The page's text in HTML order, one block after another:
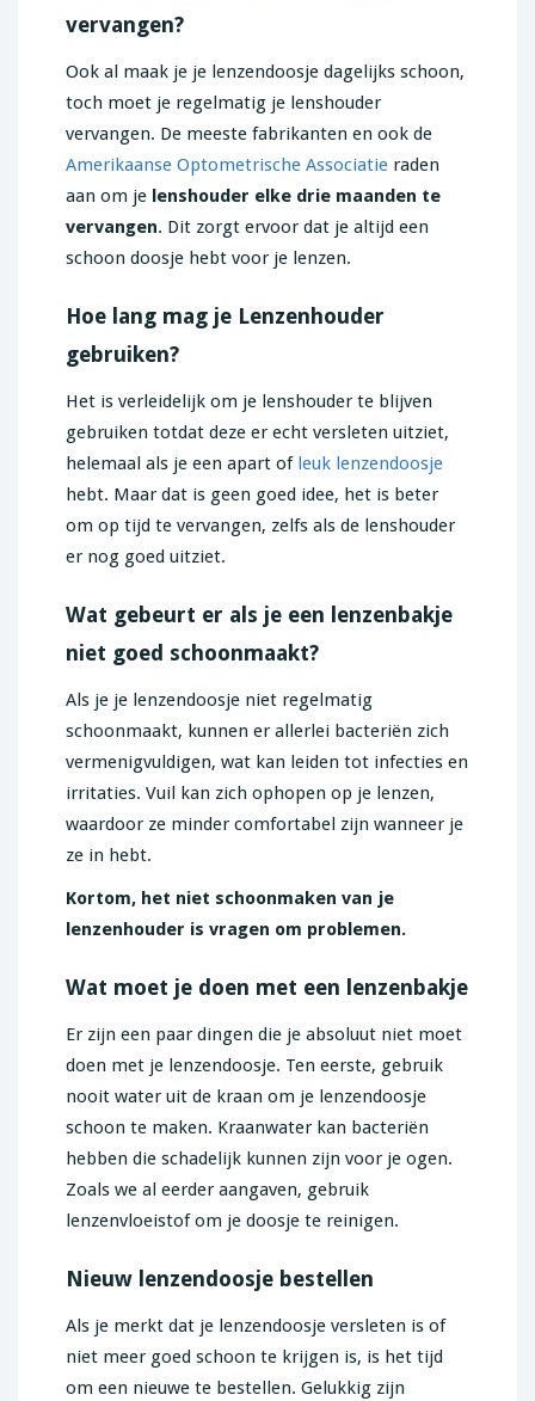
vervangen?
Ook al maak je je lenzendoosje dagelijks schoon,
toch moet je regelmatig je lenshouder
vervangen. De meeste fabrikanten en ook de
Amerikaanse Optometrische Associatie raden
aan om je lenshouder elke drie maanden te
vervangen. Dit zorgt ervoor dat je altijd een
schoon doosje hebt voor je lenzen.
Hoe lang mag je Lenzenhouder
gebruiken?
Het is verleidelijk om je lenshouder te blijven
gebruiken totdat deze er echt versleten uitziet,
helemaal als je een apart of leuk lenzendoosje
hebt. Maar dat is geen goed idee, het is beter
om op tijd te vervangen, zelfs als de lenshouder
er nog goed uitziet.
Wat gebeurt er als je een lenzenbakje
niet goed schoonmaakt?
Als je je lenzendoosje niet regelmatig
schoonmaakt, kunnen er allerlei bacteriën zich
vermenigvuldigen, wat kan leiden tot infecties en
irritaties. Vuil kan zich ophopen op je lenzen,
waardoor ze minder comfortabel zijn wanneer je
ze in hebt.
Kortom, het niet schoonmaken van je
lenzenhouder is vragen om problemen.
Wat moet je doen met een lenzenbakje
Er zijn een paar dingen die je absoluut niet moet
doen met je lenzendoosje. Ten eerste, gebruik
nooit water uit de kraan om je lenzendoosje
schoon te maken. Kraanwater kan bacteriën
hebben die schadelijk kunnen zijn voor je ogen.
Zoals we al eerder aangaven, gebruik
lenzenvloeistof om je doosje te reinigen.
Nieuw lenzendoosje bestellen
Als je merkt dat je lenzendoosje versleten is of
niet meer goed schoon te krijgen is, is het tijd
om een nieuwe te bestellen. Gelukkig zijn